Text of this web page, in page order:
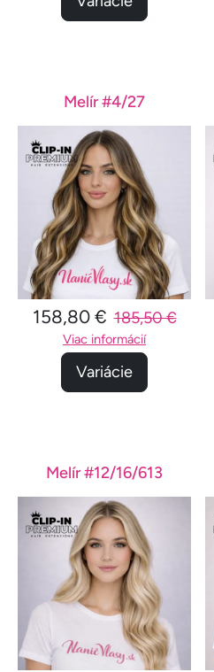
Melír #4/27
158,80 € 185,50 €
Viac informácií
Variácie
Melír #12/16/613